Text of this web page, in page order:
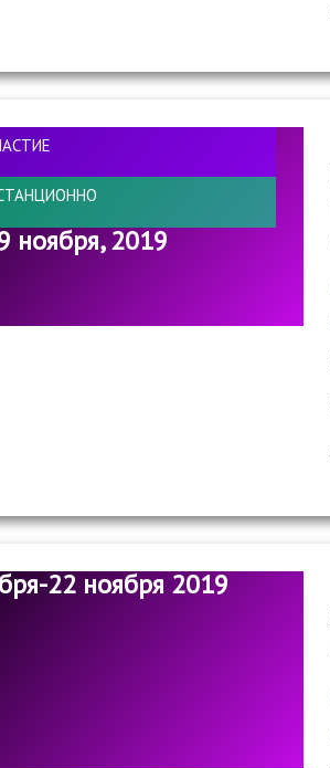
ноября, 2019
22 ноября 2019